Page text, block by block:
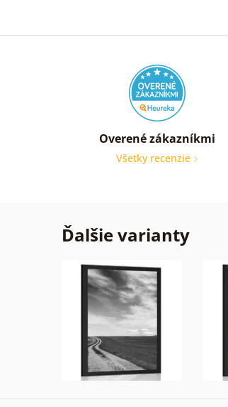
Overené zákazníkmi
Všetky recenzie
Ďalšie varianty